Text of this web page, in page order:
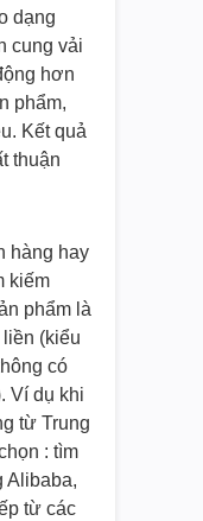
dạng
cung vải
hơn
phẩm,
Kết quả
thuận
hàng hay
kiếm
phẩm là
(kiểu
có
Ví dụ khi
từ Trung
: tìm
Alibaba,
từ các